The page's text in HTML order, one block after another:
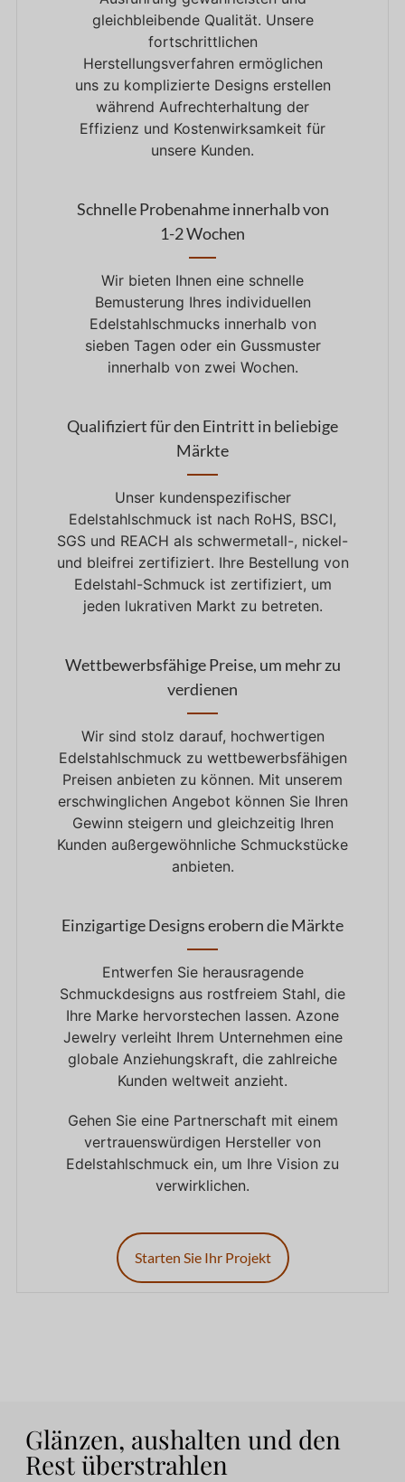
gleichbleibende Qualität. Unsere
fortschrittlichen
Herstellungsverfahren ermöglichen
uns zu komplizierte Designs erstellen
während Aufrechterhaltung der
Effizienz und Kostenwirksamkeit für
unsere Kunden.
Schnelle Probenahme innerhalb von
1-2 Wochen
Wir bieten Ihnen eine schnelle
Bemusterung Ihres individuellen
Edelstahlschmucks innerhalb von
sieben Tagen oder ein Gussmuster
innerhalb von zwei Wochen.
Qualifiziert für den Eintritt in beliebige
Märkte
Unser kundenspezifischer
Edelstahlschmuck ist nach RoHS, BSCI,
SGS und REACH als schwermetall-, nickel-
und bleifrei zertifiziert. Ihre Bestellung von
Edelstahl-Schmuck ist zertifiziert, um
jeden lukrativen Markt zu betreten.
Wettbewerbsfähige Preise, um mehr zu
verdienen
Wir sind stolz darauf, hochwertigen
Edelstahlschmuck zu wettbewerbsfähigen
Preisen anbieten zu können. Mit unserem
erschwinglichen Angebot können Sie Ihren
Gewinn steigern und gleichzeitig Ihren
Kunden außergewöhnliche Schmuckstücke
anbieten.
Einzigartige Designs erobern die Märkte
Entwerfen Sie herausragende
Schmuckdesigns aus rostfreiem Stahl, die
Ihre Marke hervorstechen lassen. Azone
Jewelry verleiht Ihrem Unternehmen eine
globale Anziehungskraft, die zahlreiche
Kunden weltweit anzieht.
Gehen Sie eine Partnerschaft mit einem
vertrauenswürdigen Hersteller von
Edelstahlschmuck ein, um Ihre Vision zu
verwirklichen.
Starten Sie Ihr Projekt
Glänzen, aushalten und den
Rest überstrahlen